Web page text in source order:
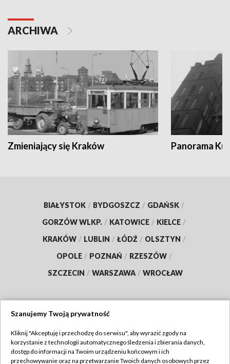
ARCHIWA
Zmieniający się Kraków Panorama
BIAŁYSTOK / BYDGOSZCZ / GDAŃSK /
GORZÓW WLKP. / KATOWICE / KIELCE /
KRAKÓW / LUBLIN / ŁÓDŹ / OLSZTYN /
OPOLE / POZNAŃ / RZESZÓW /
SZCZECIN / WARSZAWA / WROCŁAW
TVP
Abonament TVP
Szanujemy Twoją prywatność
Kliknij "Akceptuję i przechodzę do serwisu", aby wyrazić zgody na
korzystanie z technologii automatycznego śledzenia i zbierania danych,
dostęp do informacji na Twoim urządzeniu końcowym i ich
przechowywanie oraz na przetwarzanie Twoich danych osobowych przez